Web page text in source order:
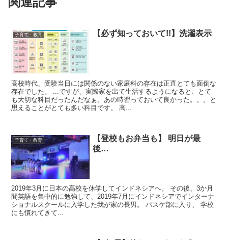
子育て・教育 【必ず知っておいて!!】洗濯表示
高校時代、受験当日には関係のない家庭科の存在は正直とても面倒な
存在でした。 ...ですが、実際家を出て生活するようになると、とて
も大切な科目だったんだなぁ。あの時習っておいて良かった。。。と
思えることがとても多い科目です。 高...
子育て・教育
【登校もお弁当も】 明日が最
後…
2019年3月に日本の高校を休学してインドネシアへ。 その後、3か月
間英語を集中的に勉強して、2019年7月にインドネシアでインターナ
ショナルスクールに入学した我が家の長男。 バスケ部に入り、 学校
にも慣れてきて...